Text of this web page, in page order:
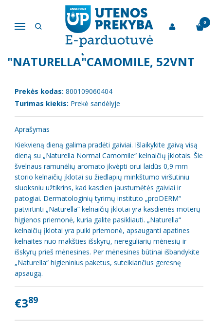
Navigacija
0
Kūno priežiūros ir higienos reikmenys
Higieniniai įklotai "Naturella"Camomile, 52vnt
HIGIENINIAI ĮKLOTAI
"NATURELLA"CAMOMILE, 52VNT
Prekės kodas: 800109060404
Turimas kiekis: Prekė sandėlyje
Aprašymas
Kiekvieną dieną galima pradėti gaiviai. Išlaikykite gaivą visą
dieną su „Naturella Normal Camomile“ kelnaičių įklotais. Šie
švelnaus ramunėlių aromato įkvėpti orui laidūs 0,9 mm
storio kelnaičių įklotai su žiedlapių minkštumo viršutiniu
sluoksniu užtikrins, kad kasdien jaustumėtės gaiviai ir
patogiai. Dermatologinių tyrimų instituto „proDERM“
patvirtinti „Naturella“ kelnaičių įklotai yra kasdienės moterų
higienos priemonė, kuria galite pasikliauti. „Naturella“
kelnaičių įklotai yra puiki priemonė, apsauganti apatines
kelnaites nuo makšties išskyrų, nereguliarių mėnesių ir
išskyrų prieš mėnesines. Per mėnesines būtinai išbandykite
„Naturella“ higieninius paketus, suteikiančius geresnę
apsaugą.
€389